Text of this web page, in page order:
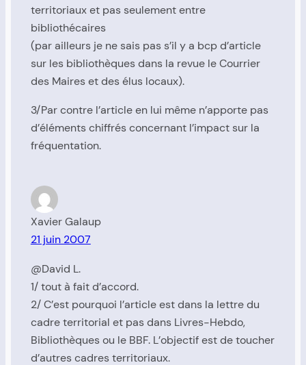
territoriaux et pas seulement entre
bibliothécaires
(par ailleurs je ne sais pas s’il y a bcp d’article
sur les bibliothèques dans la revue le Courrier
des Maires et des élus locaux).
3/Par contre l’article en lui même n’apporte pas
d’éléments chiffrés concernant l’impact sur la
fréquentation.
Xavier Galaup
21 juin 2007
@David L.
1/ tout à fait d’accord.
2/ C’est pourquoi l’article est dans la lettre du
cadre territorial et pas dans Livres-Hebdo,
Bibliothèques ou le BBF. L’objectif est de toucher
d’autres cadres territoriaux.